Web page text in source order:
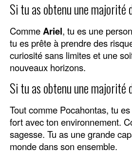
Si tu as obtenu une majorité
CommeAriel, tu es une
tu es prête à prendre des
curiosité sans limites et une
nouveaux horizons.
Si tu as obtenu une majorité
Tout comme Pocahontas, tu
fort avec ton environnement.
sagesse. Tu as une grande
monde dans son ensemble.